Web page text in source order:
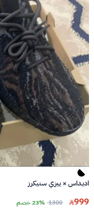
اديداس × ييزي سنيكرز
999
1300 23% خصم